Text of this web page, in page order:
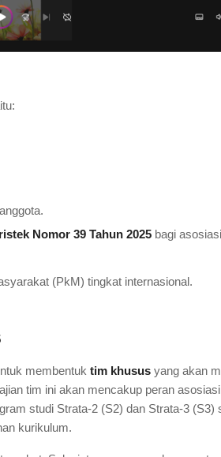
Nomor 39 Tahun 2025 bagi
(PkM) tingkat internasional.
membentuk tim khusus yang akan
tim ini akan mencakup peran
studi Strata-2 (S2) dan Strata-3 (S3)
kurikulum.